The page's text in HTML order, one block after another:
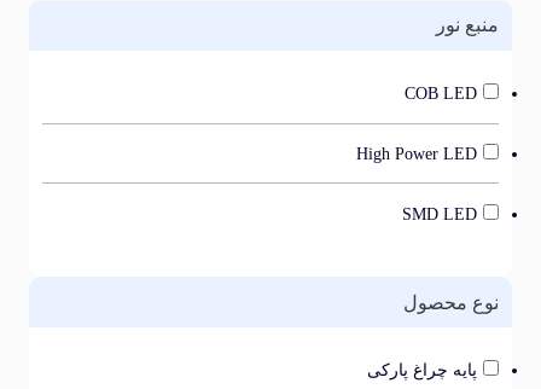
نور
COB LED
High Power LED
SMD LED
محصول
پایه چراغ پارکی